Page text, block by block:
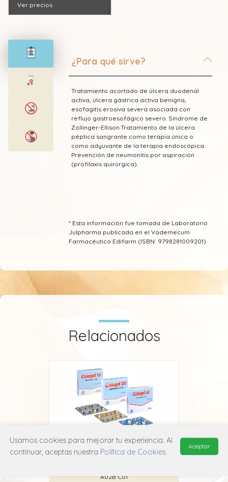
Ver precios
¿Para qué sirve?
Tratamiento acortado de úlcera duodenal
activa, úlcera gástrica activa benigna,
esofagitis erosiva severa asociada con
reflujo gastroesofágico severo. Síndrome de
Zollinger-Ellison.Tratamiento de la úlcera
péptica sangrante como terapia única o
como adyuvante de la terapia endoscópica.
Prevención de neumonitis por aspiración
(profilaxis quirúrgica).
* Esta información fue tomada de Laboratorio
Julpharma publicada en el Vademecum
Farmacéutico Edifarm (ISBN: 9798281009201)
Relacionados
Criogel
A02B C01
Usamos cookies para mejorar tu experiencia. Al
continuar, aceptas nuestra Política de Cookies.
Aceptar